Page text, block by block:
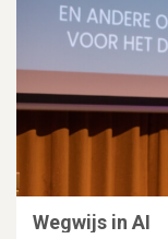
Wegwijs in AI